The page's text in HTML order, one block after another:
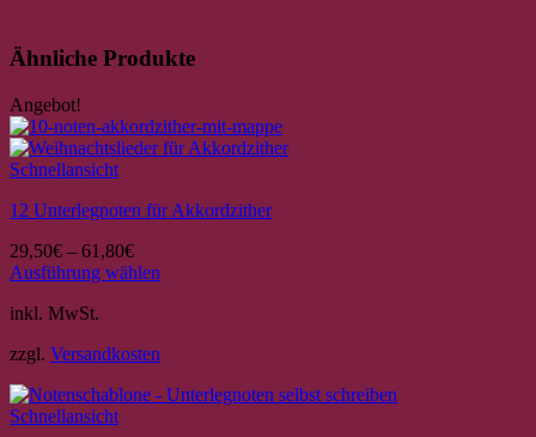
Ähnliche Produkte
Angebot!
Schnellansicht
12 Unterlegnoten für Akkordzither
29,50€ – 61,80€
Ausführung wählen
Produkt
mehrere
auf.
Die
inkl. MwSt.
zzgl. Versandkosten
Schnellansicht